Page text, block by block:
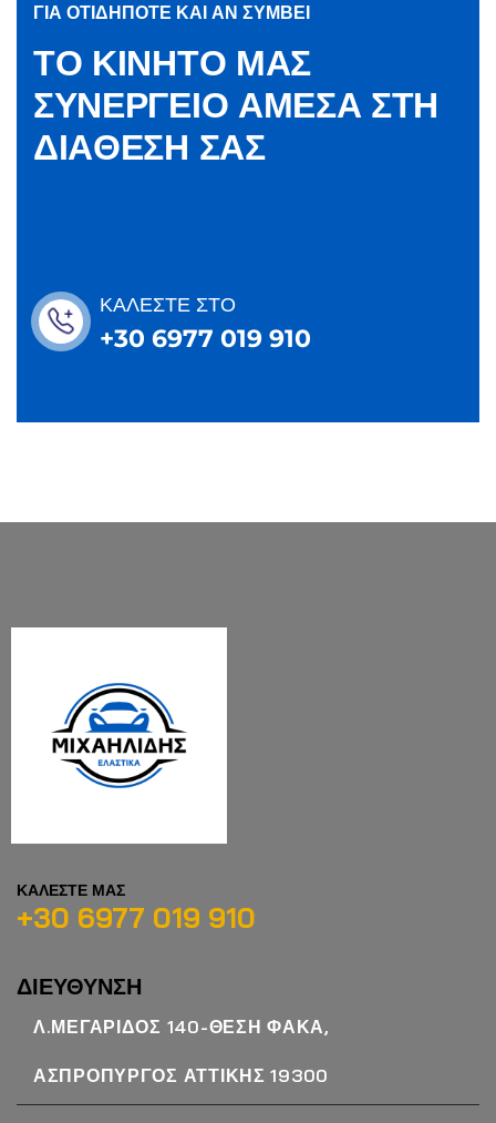
ΓΙΑ ΟΤΙΔΗΠΟΤΕ ΚΑΙ ΑΝ ΣΥΜΒΕΙ
ΤΟ ΚΙΝΗΤΟ ΜΑΣ
ΣΥΝΕΡΓΕΙΟ ΑΜΕΣΑ ΣΤΗ
ΔΙΑΘΕΣΗ ΣΑΣ
ΚΑΛΕΣΤΕ ΣΤΟ
+30 6977 019 910
ΚΑΛΕΣΤΕ ΜΑΣ
+30 6977 019 910
ΔΙΕΥΘΥΝΣΗ
Λ.ΜΕΓΑΡΙΔΟΣ 140-ΘΕΣΗ ΦΑΚΑ,
ΑΣΠΡΟΠΥΡΓΟΣ ΑΤΤΙΚΗΣ 19300